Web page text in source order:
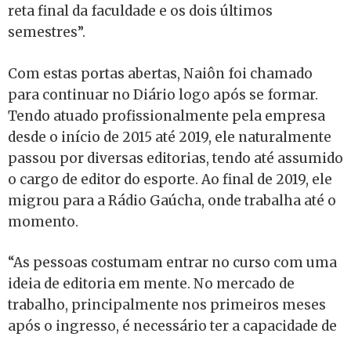
reta final da faculdade e os dois últimos
semestres”.
Com estas portas abertas, Naiôn foi chamado
para continuar no Diário logo após se formar.
Tendo atuado profissionalmente pela empresa
desde o início de 2015 até 2019, ele naturalmente
passou por diversas editorias, tendo até assumido
o cargo de editor do esporte. Ao final de 2019, ele
migrou para a Rádio Gaúcha, onde trabalha até o
momento.
“As pessoas costumam entrar no curso com uma
ideia de editoria em mente. No mercado de
trabalho, principalmente nos primeiros meses
após o ingresso, é necessário ter a capacidade de